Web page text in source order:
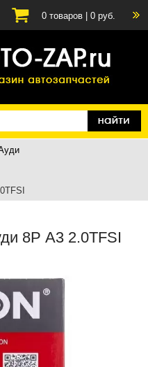
0 товаров | 0 руб.
8P А3 2.0TFSI